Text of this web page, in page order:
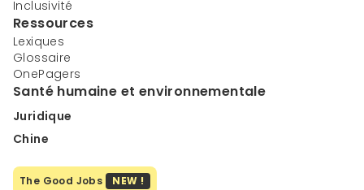
Inclusivité
Ressources
Lexiques
Glossaire
OnePagers
Santé humaine et environnementale
Juridique
Chine
The Good Jobs NEW !